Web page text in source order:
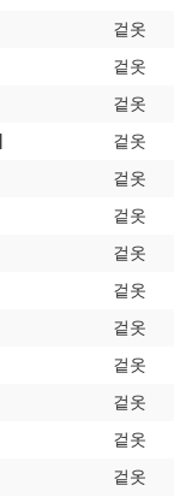
겉옷
겉옷
겉옷
겉옷
겉옷
겉옷
겉옷
겉옷
겉옷
겉옷
겉옷
겉옷
겉옷